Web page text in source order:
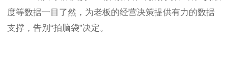
度等数据一目了然，为老板的经营决策提供有力的数据
支撑，告别“拍脑袋”决定。